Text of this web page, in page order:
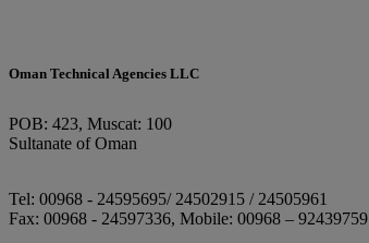
Oman Technical Agencies LLC
POB: 423, Muscat: 100
Sultanate of Oman
Tel: 00968 - 24595695/ 24502915 / 24505961
Fax: 00968 - 24597336, Mobile: 00968 – 92439759